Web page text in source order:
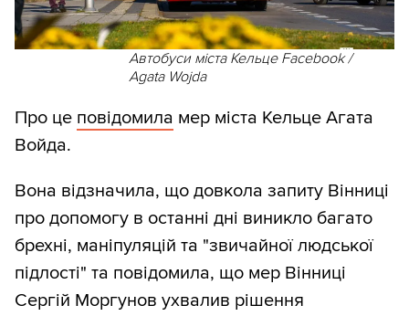
Автобуси міста Кельце Facebook /
Agata Wojda
Про це повідомила мер міста Кельце Агата
Войда.
Вона відзначила, що довкола запиту Вінниці
про допомогу в останні дні виникло багато
брехні, маніпуляцій та "звичайної людської
підлості" та повідомила, що мер Вінниці
Сергій Моргунов ухвалив рішення